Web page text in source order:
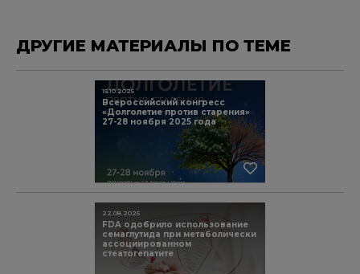
ДРУГИЕ МАТЕРИАЛЫ ПО ТЕМЕ
Всероссийский конгресс
«Долголетие против старения»
27-28 ноября 2025 года
15.10.2025
FDA одобрило использование
семаглутида при метаболически
ассоциированном
стеатогепатите
22.08.2025